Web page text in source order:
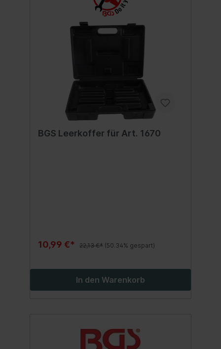
BGS Leerkoffer für Art. 1670
10,99 €* 22,13 €* (50.34% gespart)
In den Warenkorb